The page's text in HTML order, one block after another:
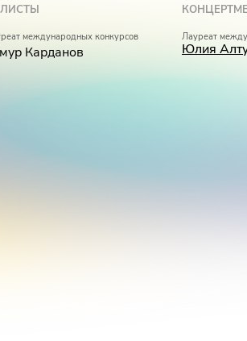
международных конкурсов
Карданов
Лауреат
Юлия